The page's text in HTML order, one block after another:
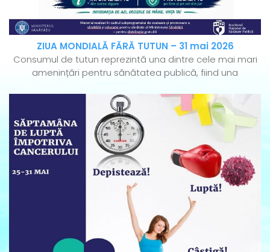
ZIUA MONDIALĂ FĂRĂ TUTUN – 31 mai 2026
Consumul de tutun reprezintă una dintre cele mai mari
amenințări pentru sănătatea publică, fiind una